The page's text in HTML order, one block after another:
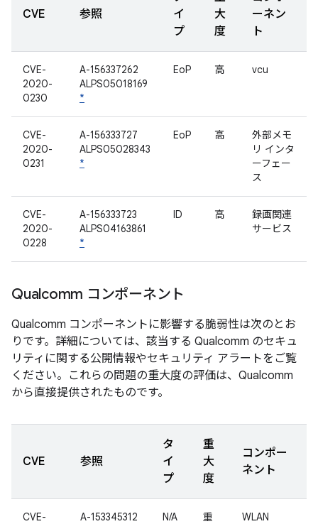
CVE 参照
イ
プ
大
度
ーネン
ト
CVE-
2020-
0230
A-156337262
ALPS05018169
*
EoP 高 vcu
CVE-
2020-
0231
A-156333727
ALPS05028343
*
EoP 高
外部メモ
リ インタ
ーフェー
ス
CVE-
2020-
0228
A-156333723
ALPS04163861
*
ID 高
録画関連
サービス
Qualcomm コンポーネント
Qualcomm コンポーネントに影響する脆弱性は次のとお
りです。詳細については、該当する Qualcomm のセキュ
リティに関する公開情報やセキュリティ アラートをご覧
ください。これらの問題の重大度の評価は、Qualcomm
から直接提供されたものです。
CVE 参照
タ
イ
プ
重
大
度
コンポー
ネント
CVE-
A-153345312
N/A
重
WLAN